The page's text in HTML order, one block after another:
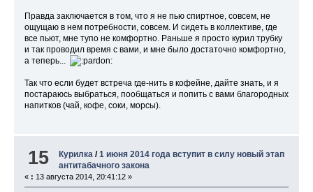
Правда заключается в том, что я не пью спиртное, совсем, не
ощущаю в нем потребности, совсем. И сидеть в коллективе, где
все пьют, мне тупо не комфортно. Раньше я просто курил трубку
и так проводил время с вами, и мне было достаточно комфортно,
а теперь...
Так что если будет встреча где-нить в кофейне, дайте знать, и я
постараюсь выбраться, пообщаться и попить с вами благородных
напитков (чай, кофе, соки, морсы).
15 Курилка /1 июня 2014 года вступит в силу новый этап
антитабачного закона
« : 13 августа 2014, 20:41:12 »